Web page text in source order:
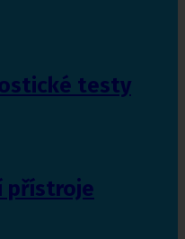
testy
přístroje